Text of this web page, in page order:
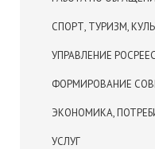
СПОРТ, ТУРИЗМ,
УПРАВЛЕНИЕ
ФОРМИРОВАНИЕ
ЭКОНОМИКА,
УСЛУГ